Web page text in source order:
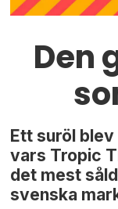
Den
Ett suröl
vars Tropic
det mest
svenska